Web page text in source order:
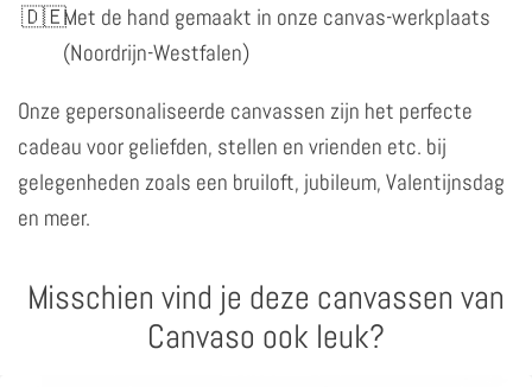
Met de hand gemaakt in onze canvas-werkplaats
(Noordrijn-Westfalen)
Onze gepersonaliseerde canvassen zijn het perfecte
cadeau voor geliefden, stellen en vrienden etc. bij
gelegenheden zoals een bruiloft, jubileum, Valentijnsdag
en meer.
Misschien vind je deze canvassen van
Canvaso ook leuk?